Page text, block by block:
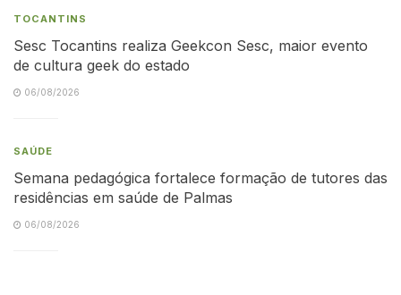
TOCANTINS
Sesc Tocantins realiza Geekcon Sesc, maior evento
de cultura geek do estado
06/08/2026
SAÚDE
Semana pedagógica fortalece formação de tutores das
residências em saúde de Palmas
06/08/2026